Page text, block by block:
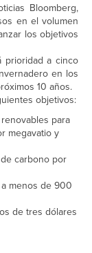
Bloomberg,
en el volumen
los objetivos
prioridad a cinco
en los
10 años.
objetivos:
para
megavatio y
carbono por
menos de 900
de tres dólares